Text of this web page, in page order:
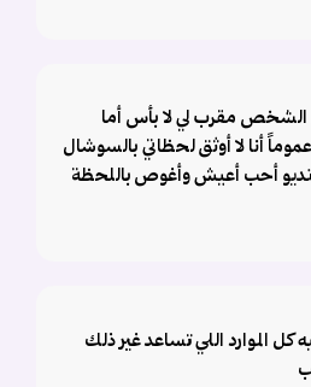
مقرب لي لا بأس أما
أعرفه🩴👞 وعموماً أنا لا أوثق لحظاتي بالسوشال
أحب أعيش وأغوص باللحظة
كل الموارد اللي تساعد غير ذلك